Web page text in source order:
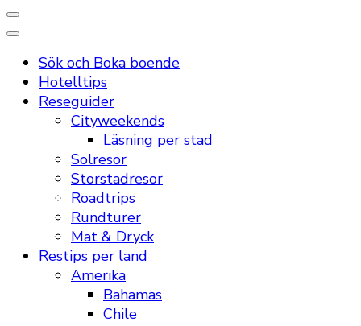
Sök och Boka boende
Hotelltips
Reseguider
Cityweekends
Läsning per stad
Solresor
Storstadresor
Roadtrips
Rundturer
Mat & Dryck
Restips per land
Amerika
Bahamas
Chile